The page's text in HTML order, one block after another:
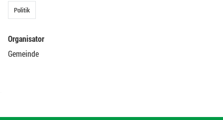
Politik
Organisator
Gemeinde